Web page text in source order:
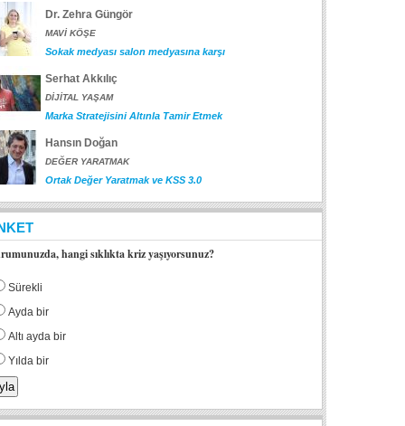
Dr. Zehra Güngör
MAVİ KÖŞE
Sokak medyası salon medyasına karşı
Serhat Akkılıç
DİJİTAL YAŞAM
Marka Stratejisini Altınla Tamir Etmek
Hansın Doğan
DEĞER YARATMAK
Ortak Değer Yaratmak ve KSS 3.0
hangi sıklıkta kriz yaşıyorsunuz?
Sürekli
Ayda bir
Altı ayda bir
Yılda bir